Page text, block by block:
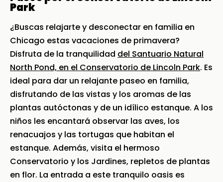
Park
¿Buscas relajarte y desconectar en familia en
Chicago estas vacaciones de primavera?
Disfruta de la tranquilidad del Santuario Natural
North Pond, en el Conservatorio de Lincoln Park. Es
ideal para dar un relajante paseo en familia,
disfrutando de las vistas y los aromas de las
plantas autóctonas y de un idílico estanque. A los
niños les encantará observar las aves, los
renacuajos y las tortugas que habitan el
estanque. Además, visita el hermoso
Conservatorio y los Jardines, repletos de plantas
en flor. La entrada a este tranquilo oasis es